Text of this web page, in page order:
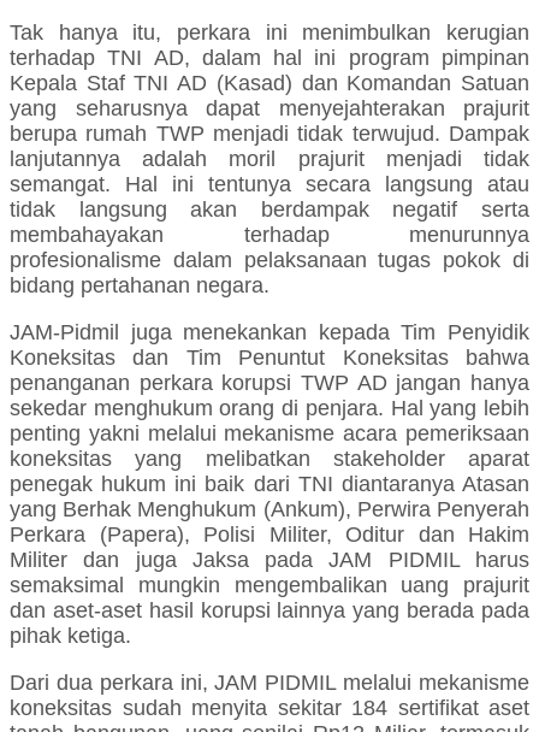
Tak hanya itu, perkara ini menimbulkan kerugian
terhadap TNI AD, dalam hal ini program pimpinan
Kepala Staf TNI AD (Kasad) dan Komandan Satuan
yang seharusnya dapat menyejahterakan prajurit
berupa rumah TWP menjadi tidak terwujud. Dampak
lanjutannya adalah moril prajurit menjadi tidak
semangat. Hal ini tentunya secara langsung atau
tidak langsung akan berdampak negatif serta
membahayakan terhadap menurunnya
profesionalisme dalam pelaksanaan tugas pokok di
bidang pertahanan negara.
JAM-Pidmil juga menekankan kepada Tim Penyidik
Koneksitas dan Tim Penuntut Koneksitas bahwa
penanganan perkara korupsi TWP AD jangan hanya
sekedar menghukum orang di penjara. Hal yang lebih
penting yakni melalui mekanisme acara pemeriksaan
koneksitas yang melibatkan stakeholder aparat
penegak hukum ini baik dari TNI diantaranya Atasan
yang Berhak Menghukum (Ankum), Perwira Penyerah
Perkara (Papera), Polisi Militer, Oditur dan Hakim
Militer dan juga Jaksa pada JAM PIDMIL harus
semaksimal mungkin mengembalikan uang prajurit
dan aset-aset hasil korupsi lainnya yang berada pada
pihak ketiga.
Dari dua perkara ini, JAM PIDMIL melalui mekanisme
koneksitas sudah menyita sekitar 184 sertifikat aset